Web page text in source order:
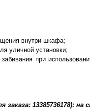
внутри шкафа;
уличной установки;
при
13385736178):